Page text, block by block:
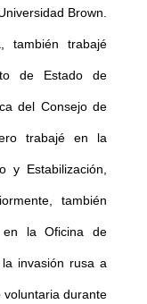
Brown.
también trabajé
de Estado de
del Consejo de
trabajé en la
y Estabilización,
también
la Oficina de
invasión rusa a
durante